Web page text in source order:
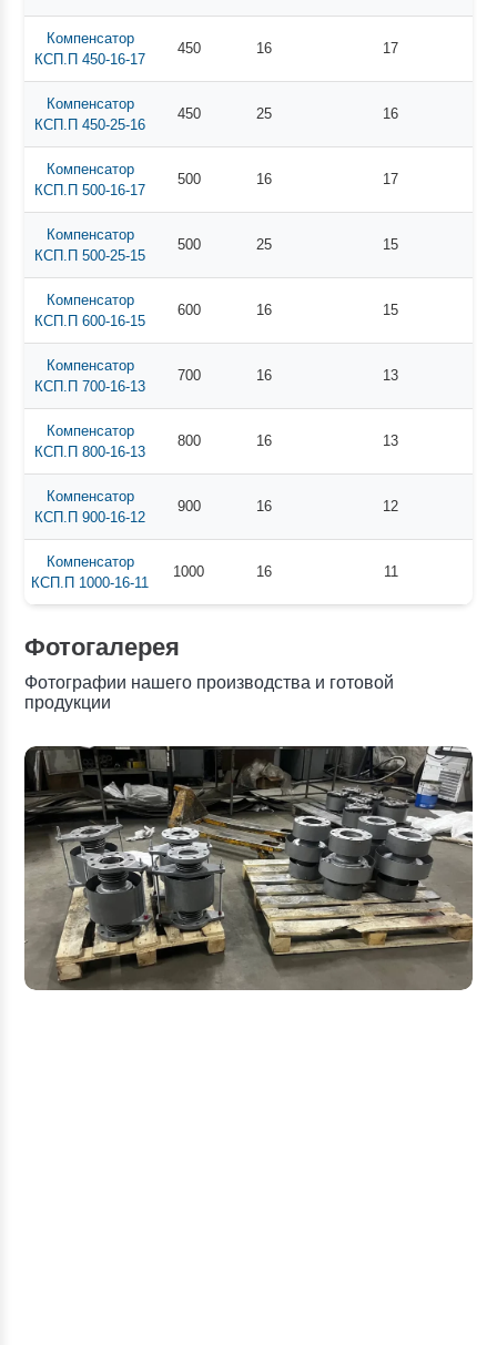
Компенсатор
КСП.П 450-16-17
450 16 17
Компенсатор
КСП.П 450-25-16
450 25 16
Компенсатор
КСП.П 500-16-17
500 16 17
Компенсатор
КСП.П 500-25-15
500 25 15
Компенсатор
КСП.П 600-16-15
600 16 15
Компенсатор
КСП.П 700-16-13
700 16 13
Компенсатор
КСП.П 800-16-13
800 16 13
Компенсатор
КСП.П 900-16-12
900 16 12
Компенсатор
КСП.П 1000-16-11
1000 16 11
Фотогалерея
Фотографии нашего производства и готовой
продукции